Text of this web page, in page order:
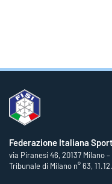
Federazione Italiana
via Piranesi 46, 20137 Milano
Tribunale di Milano n° 63,